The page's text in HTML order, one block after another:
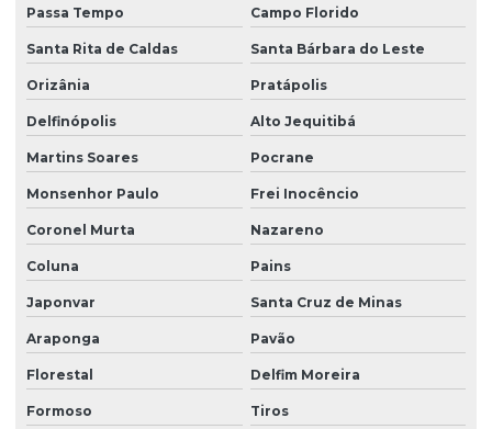
Passa Tempo Campo Florido
Santa Rita de Caldas Santa Bárbara do Leste
Orizânia Pratápolis
Delfinópolis Alto Jequitibá
Martins Soares Pocrane
Monsenhor Paulo Frei Inocêncio
Coronel Murta Nazareno
Coluna Pains
Japonvar Santa Cruz de Minas
Araponga Pavão
Florestal Delfim Moreira
Formoso Tiros